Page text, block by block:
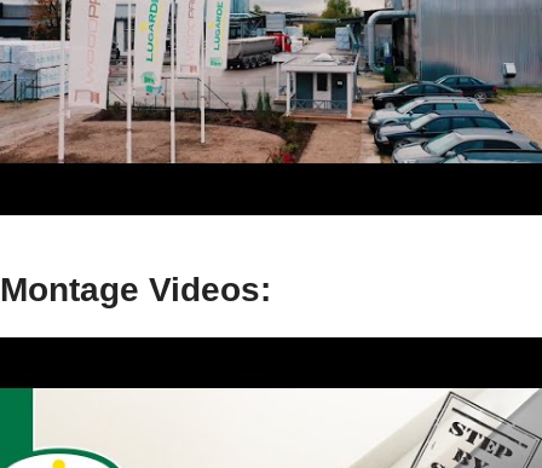
Montage Videos: